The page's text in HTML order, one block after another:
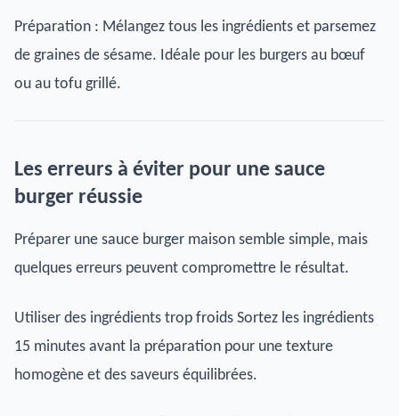
Préparation : Mélangez tous les ingrédients et parsemez
de graines de sésame. Idéale pour les burgers au bœuf
ou au tofu grillé.
Les erreurs à éviter pour une sauce
burger réussie
Préparer une sauce burger maison semble simple, mais
quelques erreurs peuvent compromettre le résultat.
Utiliser des ingrédients trop froids Sortez les ingrédients
15 minutes avant la préparation pour une texture
homogène et des saveurs équilibrées.